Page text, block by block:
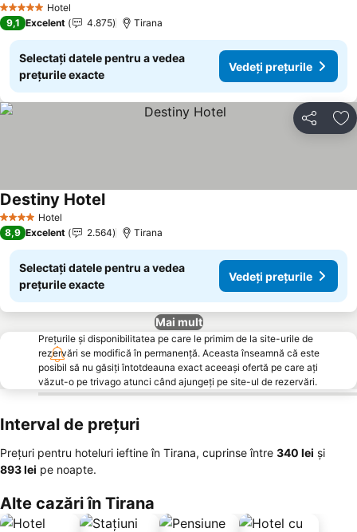
5 Stele Hotel
9,1 Excelent 4.875 Tirana
Selectați datele pentru a vedea
prețurile exacte
Vedeți prețurile
Distribuiți
4 Stele Hotel
Destiny Hotel
8,9 Excelent 2.564 Tirana
Selectați datele pentru a vedea
prețurile exacte
Vedeți prețurile
Mai mult
Prețurile și disponibilitatea pe care le primim de la site-urile de
rezervări se modifică în permanență. Aceasta înseamnă că este
posibil să nu găsiți întotdeauna exact aceeași ofertă pe care ați
văzut-o pe trivago atunci când ajungeți pe site-ul de rezervări.
Interval de prețuri
Prețuri pentru hoteluri ieftine în Tirana, cuprinse între ‎340 lei și
‎893 lei pe noapte.
Alte cazări în Tirana